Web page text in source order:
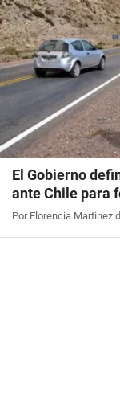
El Gobierno
ante Chile para
Por Florencia Martinez